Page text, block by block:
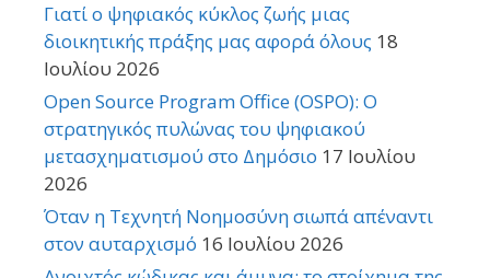
Γιατί ο ψηφιακός κύκλος ζωής μιας
διοικητικής πράξης μας αφορά όλους 18
Ιουλίου 2026
Open Source Program Office (OSPO): Ο
στρατηγικός πυλώνας του ψηφιακού
μετασχηματισμού στο Δημόσιο 17 Ιουλίου
2026
Όταν η Τεχνητή Νοημοσύνη σιωπά απέναντι
στον αυταρχισμό 16 Ιουλίου 2026